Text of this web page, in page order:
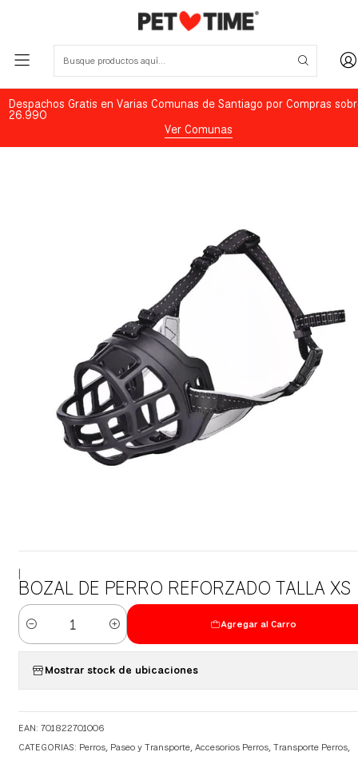
Despachos Gratis en Varias Comunas de Santiago por Compras
26.990
Ver Comunas
BOZAL DE PERRO REFORZADO TALLA XS
Cantidad
Agregar al Carro
Mostrar stock de ubicaciones
EAN: 701822701006
CATEGORIAS: Perros, Paseo y Transporte,Accesorios Perros,Transporte Perros,